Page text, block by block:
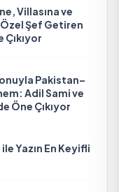
Villasına ve
Şef Getiren
Pakistan–
Adil Sami ve
Öne Çıkıyor
ile Yazın En Keyifli